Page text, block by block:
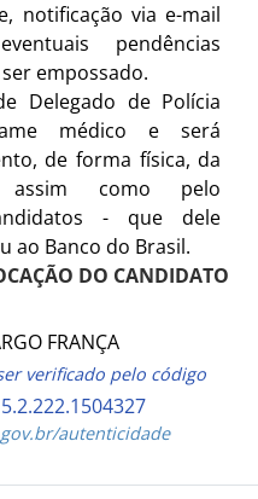
notificação via e-mail
pendências
empossado.
Delegado de Polícia
médico e será
de forma física, da
como pelo
- que dele
ao Banco do Brasil.
DO CANDIDATO
FRANÇA
verificado pelo código
autenticidade